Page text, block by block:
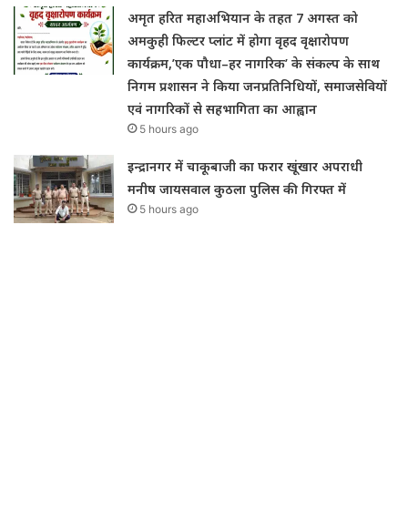
अमृत हरित महाअभियान के तहत 7 अगस्त को
अमकुही फिल्टर प्लांट में होगा वृहद वृक्षारोपण
कार्यक्रम,’एक पौधा–हर नागरिक’ के संकल्प के साथ
निगम प्रशासन ने किया जनप्रतिनिधियों, समाजसेवियों
एवं नागरिकों से सहभागिता का आह्वान
5 hours ago
इन्द्रानगर में चाकूबाजी का फरार खूंखार अपराधी
मनीष जायसवाल कुठला पुलिस की गिरफ्त में
5 hours ago